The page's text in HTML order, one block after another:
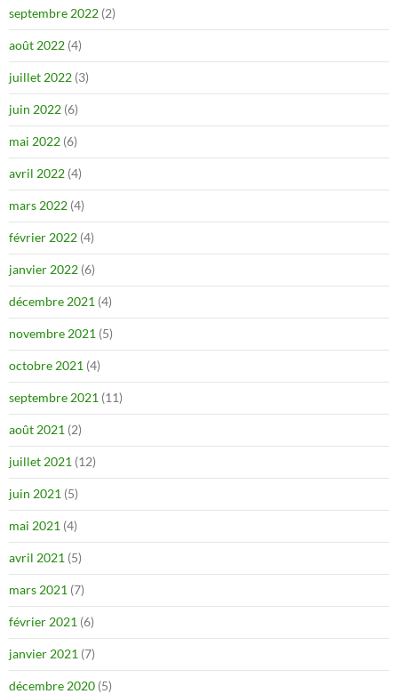
septembre 2022 (2)
août 2022 (4)
juillet 2022 (3)
juin 2022 (6)
mai 2022 (6)
avril 2022 (4)
mars 2022 (4)
février 2022 (4)
janvier 2022 (6)
décembre 2021 (4)
novembre 2021 (5)
octobre 2021 (4)
septembre 2021 (11)
août 2021 (2)
juillet 2021 (12)
juin 2021 (5)
mai 2021 (4)
avril 2021 (5)
mars 2021 (7)
février 2021 (6)
janvier 2021 (7)
décembre 2020 (5)